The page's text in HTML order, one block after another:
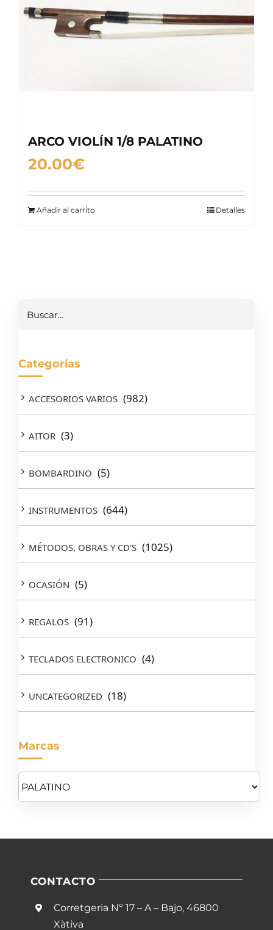
ARCO VIOLÍN 1/8 PALATINO
20.00€
Añadir al carrito Detalles
Categorías
ACCESORIOS VARIOS (982)
AITOR (3)
BOMBARDINO (5)
INSTRUMENTOS (644)
MÉTODOS, OBRAS Y CD'S (1025)
OCASIÓN (5)
REGALOS (91)
TECLADOS ELECTRONICO (4)
UNCATEGORIZED (18)
Marcas
CONTACTO
Corretgeria Nº 17 – A – Bajo, 46800
Xàtiva